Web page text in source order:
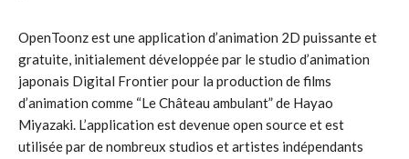
OpenToonz est une application d’animation 2D puissante et
gratuite, initialement développée par le studio d’animation
japonais Digital Frontier pour la production de films
d’animation comme “Le Château ambulant” de Hayao
Miyazaki. L’application est devenue open source et est
utilisée par de nombreux studios et artistes indépendants